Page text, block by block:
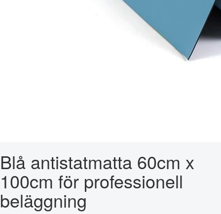
Blå antistatmatta 60cm x
100cm för professionell
beläggning